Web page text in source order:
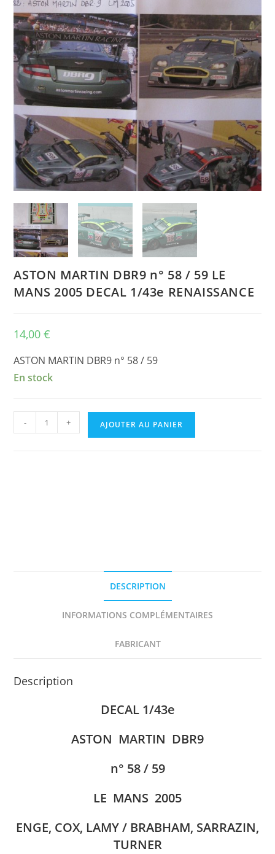
ASTON MARTIN DBR9 n° 58 / 59 LE
MANS 2005 DECAL 1/43e RENAISSANCE
14,00€
ASTON MARTIN DBR9 n° 58 / 59
En stock
quantité
de
- + AJOUTER AU PANIER
DESCRIPTION
INFORMATIONS COMPLÉMENTAIRES
FABRICANT
Description
DECAL 1/43e
ASTON MARTIN DBR9
n° 58 / 59
LE MANS 2005
ENGE, COX, LAMY / BRABHAM, SARRAZIN,
TURNER